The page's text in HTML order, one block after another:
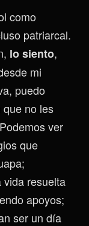
como
patriarcal.
lo siento,
mi
puedo
no les
ver
que
vida resuelta
apoyos;
ser un día